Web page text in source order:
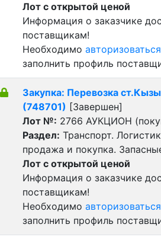
Лот с открытой ценой
Информация о заказчике
поставщикам!
Необходимо авторизоваться
заполнить профиль
Закупка: Перевозка
(748701) [Завершен]
Лот №: 2766 АУКЦИОН
Раздел: Транспорт.
продажа и покупка.
Лот с открытой ценой
Информация о заказчике
поставщикам!
Необходимо авторизоваться
заполнить профиль